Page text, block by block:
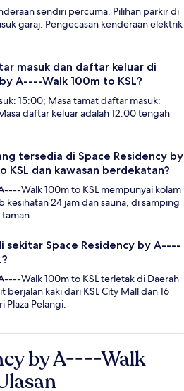
sendiri percuma. Pilihan parkir di
garaj. Pengecasan kenderaan elektrik
masuk dan daftar keluar di
A----Walk 100m to KSL?
15:00; Masa tamat daftar masuk:
daftar keluar adalah 12:00 tengah
tersedia di Space Residency by
KSL dan kawasan berdekatan?
Walk 100m to KSL mempunyai kolam
kesihatan 24 jam dan sauna, di samping
sekitar Space Residency by A----
Walk 100m to KSL terletak di Daerah
berjalan kaki dari KSL City Mall dan 16
Plaza Pelangi.
by A----Walk